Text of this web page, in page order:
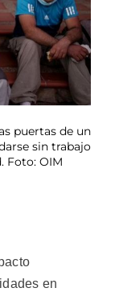
puertas de un
sin trabajo
Foto: OIM
en